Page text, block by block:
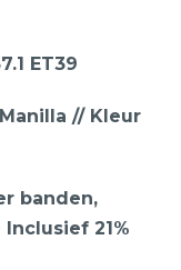
ET39
// Kleur
banden,
21%